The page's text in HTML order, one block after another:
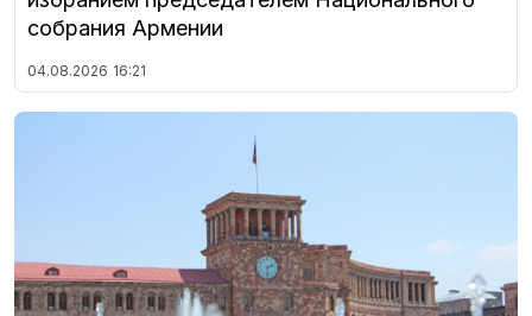
собрания Армении
04.08.2026 16:21